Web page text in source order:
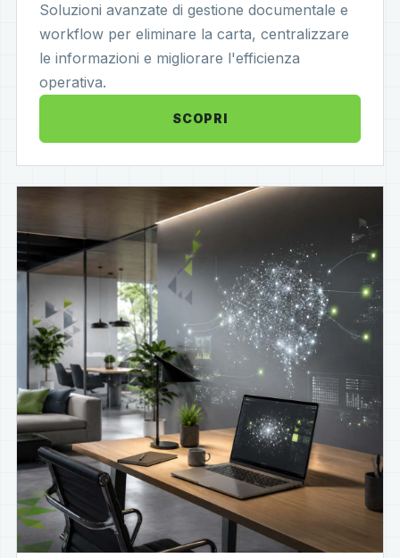
Soluzioni avanzate di gestione documentale e
workflow per eliminare la carta, centralizzare
le informazioni e migliorare l'efficienza
operativa.
SCOPRI